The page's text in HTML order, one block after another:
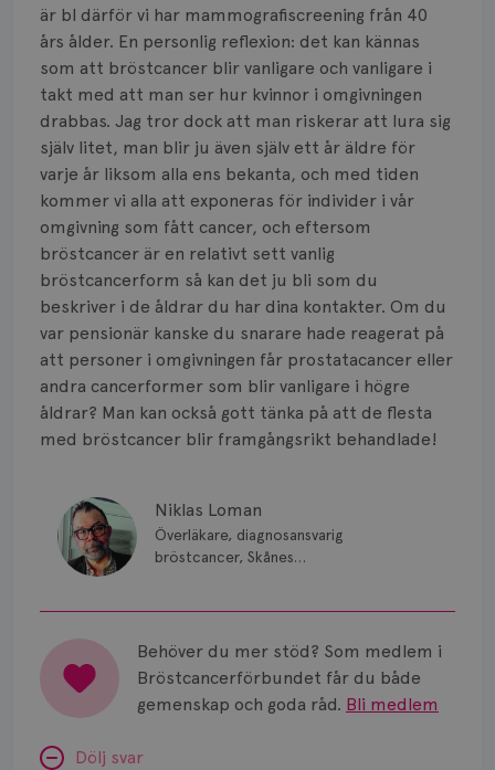
är bl därför vi har mammografiscreening från 40
års ålder. En personlig reflexion: det kan kännas
som att bröstcancer blir vanligare och vanligare i
takt med att man ser hur kvinnor i omgivningen
drabbas. Jag tror dock att man riskerar att lura sig
själv litet, man blir ju även själv ett år äldre för
varje år liksom alla ens bekanta, och med tiden
kommer vi alla att exponeras för individer i vår
omgivning som fått cancer, och eftersom
bröstcancer är en relativt sett vanlig
bröstcancerform så kan det ju bli som du
beskriver i de åldrar du har dina kontakter. Om du
var pensionär kanske du snarare hade reagerat på
att personer i omgivningen får prostatacancer eller
andra cancerformer som blir vanligare i högre
åldrar? Man kan också gott tänka på att de flesta
med bröstcancer blir framgångsrikt behandlade!
Niklas Loman
Överläkare, diagnosansvarig
bröstcancer, Skånes
Behöver du mer stöd? Som medlem i
Bröstcancerförbundet får du både
gemenskap och goda råd. Bli medlem
Dölj svar
Vätska